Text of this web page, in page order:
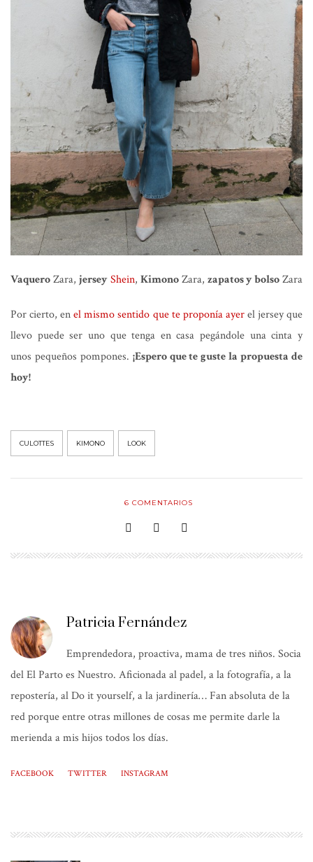
VaqueroZara, jerseyShein, KimonoZara, zapatos y bolsoZara
Por cierto, enel mismo sentido que te proponía ayerel jersey que
llevo puede ser uno que tenga en casa pegándole una cinta y
unos pequeños pompones. ¡Espero que te guste la propuesta de
hoy!
CULOTTES KIMONO LOOK
6 COMENTARIOS
Patricia Fernández
Emprendedora, proactiva, mama de tres niños. Socia
del El Parto es Nuestro. Aficionada al padel, a la fotografía, a la
repostería, al Do it yourself, a la jardinería… Fan absoluta de la
red porque entre otras millones de cosas me permite darle la
merienda a mis hijos todos los días.
FACEBOOK TWITTER INSTAGRAM